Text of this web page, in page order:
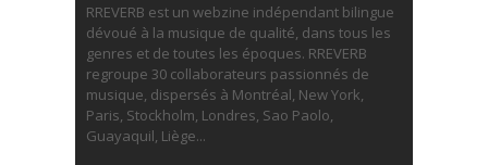
RREVERB est un webzine indépendant bilingue
dévoué à la musique de qualité, dans tous les
genres et de toutes les époques. RREVERB
regroupe 30 collaborateurs passionnés de
musique, dispersés à Montréal, New York,
Paris, Stockholm, Londres, Sao Paolo,
Guayaquil, Liège...